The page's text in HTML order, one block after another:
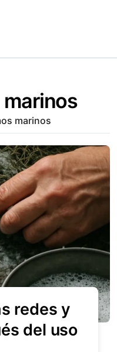
marinos
redes y
del uso